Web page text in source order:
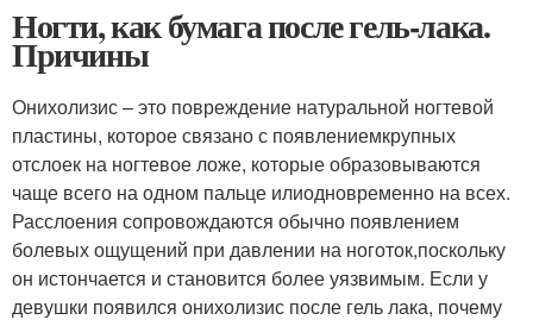
Ногти, как бумага после гель-лака.
Причины
Онихолизис – это повреждение натуральной ногтевой
пластины, которое связано с появлениемкрупных
отслоек на ногтевое ложе, которые образовываются
чаще всего на одном пальце илиодновременно на всех.
Расслоения сопровождаются обычно появлением
болевых ощущений при давлении на ноготок,поскольку
он истончается и становится более уязвимым. Если у
девушки появился онихолизис после гель лака, почему